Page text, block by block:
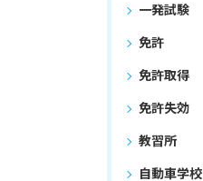
一発試験
免許
免許取得
免許失効
教習所
自動車学校